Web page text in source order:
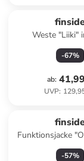
Weste "Liiki"
-67%
ab:
UVP:
Funktionsjacke
Hellblau
-57%